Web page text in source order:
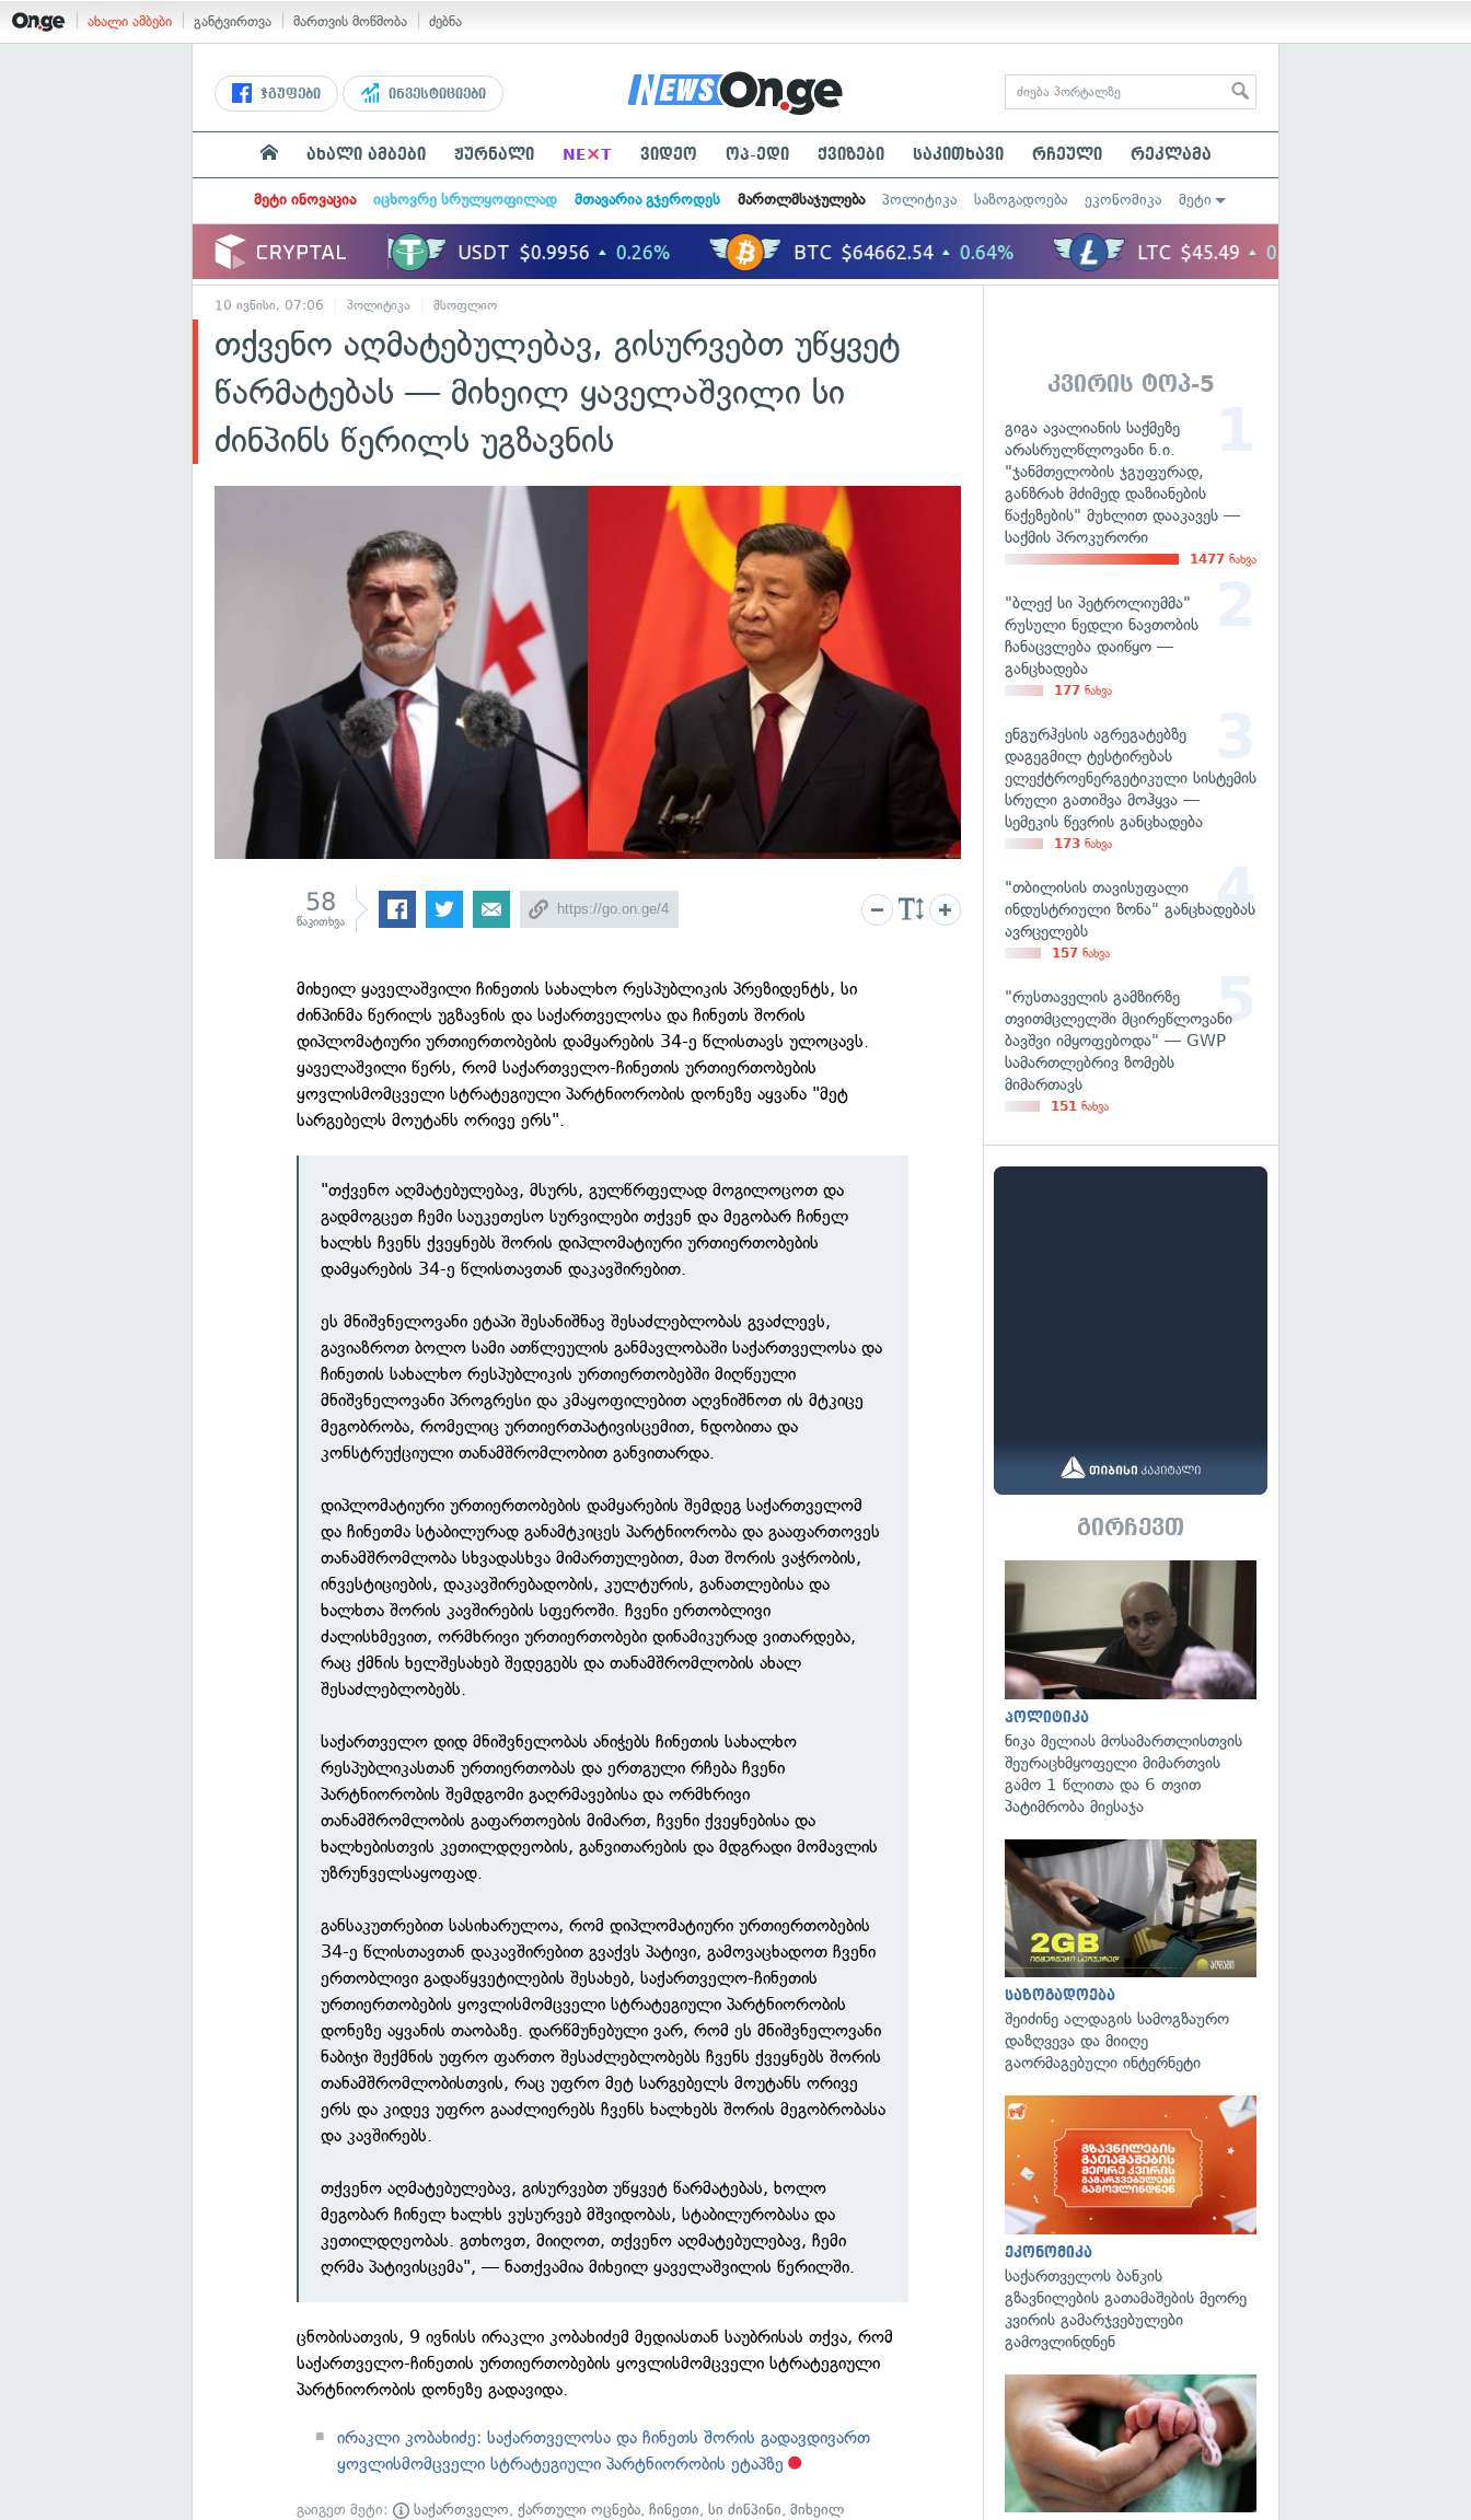
ახალი ამბები განტვირთვა მართვის მოწმობა ძებნა
ჯგუფები ინვესტიციები
ახალი ამბები ჟურნალი NE×T ვიდეო ოპ-ედი ქვიზები საკითხავი რჩეული რეკლამა
მეტი ინოვაცია იცხოვრე სრულყოფილად მთავარია გჯეროდეს მართლმსაჯულება პოლიტიკა საზოგადოება ეკონომიკა მეტი
10 ივნისი, 07:06 პოლიტიკა მსოფლიო
თქვენო აღმატებულებავ, გისურვებთ უწყვეტ
წარმატებას — მიხეილ ყაველაშვილი სი
ძინპინს წერილს უგზავნის
58
წაკითხვა
მიხეილ ყაველაშვილი ჩინეთის სახალხო რესპუბლიკის პრეზიდენტს, სი
ძინპინმა წერილს უგზავნის და საქართველოსა და ჩინეთს შორის
დიპლომატიური ურთიერთობების დამყარების 34-ე წლისთავს ულოცავს.
ყაველაშვილი წერს, რომ საქართველო-ჩინეთის ურთიერთობების
ყოვლისმომცველი სტრატეგიული პარტნიორობის დონეზე აყვანა "მეტ
სარგებელს მოუტანს ორივე ერს".
"თქვენო აღმატებულებავ, მსურს, გულწრფელად მოგილოცოთ და
გადმოგცეთ ჩემი საუკეთესო სურვილები თქვენ და მეგობარ ჩინელ
ხალხს ჩვენს ქვეყნებს შორის დიპლომატიური ურთიერთობების
დამყარების 34-ე წლისთავთან დაკავშირებით.
ეს მნიშვნელოვანი ეტაპი შესანიშნავ შესაძლებლობას გვაძლევს,
გავიაზროთ ბოლო სამი ათწლეულის განმავლობაში საქართველოსა და
ჩინეთის სახალხო რესპუბლიკის ურთიერთობებში მიღწეული
მნიშვნელოვანი პროგრესი და კმაყოფილებით აღვნიშნოთ ის მტკიცე
მეგობრობა, რომელიც ურთიერთპატივისცემით, ნდობითა და
კონსტრუქციული თანამშრომლობით განვითარდა.
დიპლომატიური ურთიერთობების დამყარების შემდეგ საქართველომ
და ჩინეთმა სტაბილურად განამტკიცეს პარტნიორობა და გააფართოვეს
თანამშრომლობა სხვადასხვა მიმართულებით, მათ შორის ვაჭრობის,
ინვესტიციების, დაკავშირებადობის, კულტურის, განათლებისა და
ხალხთა შორის კავშირების სფეროში. ჩვენი ერთობლივი
ძალისხმევით, ორმხრივი ურთიერთობები დინამიკურად ვითარდება,
რაც ქმნის ხელშესახებ შედეგებს და თანამშრომლობის ახალ
შესაძლებლობებს.
საქართველო დიდ მნიშვნელობას ანიჭებს ჩინეთის სახალხო
რესპუბლიკასთან ურთიერთობას და ერთგული რჩება ჩვენი
პარტნიორობის შემდგომი გაღრმავებისა და ორმხრივი
თანამშრომლობის გაფართოების მიმართ, ჩვენი ქვეყნებისა და
ხალხებისთვის კეთილდღეობის, განვითარების და მდგრადი მომავლის
უზრუნველსაყოფად.
განსაკუთრებით სასიხარულოა, რომ დიპლომატიური ურთიერთობების
34-ე წლისთავთან დაკავშირებით გვაქვს პატივი, გამოვაცხადოთ ჩვენი
ერთობლივი გადაწყვეტილების შესახებ, საქართველო-ჩინეთის
ურთიერთობების ყოვლისმომცველი სტრატეგიული პარტნიორობის
დონეზე აყვანის თაობაზე. დარწმუნებული ვარ, რომ ეს მნიშვნელოვანი
ნაბიჯი შექმნის უფრო ფართო შესაძლებლობებს ჩვენს ქვეყნებს შორის
თანამშრომლობისთვის, რაც უფრო მეტ სარგებელს მოუტანს ორივე
ერს და კიდევ უფრო გააძლიერებს ჩვენს ხალხებს შორის მეგობრობასა
და კავშირებს.
თქვენო აღმატებულებავ, გისურვებთ უწყვეტ წარმატებას, ხოლო
მეგობარ ჩინელ ხალხს ვუსურვებ მშვიდობას, სტაბილურობასა და
კეთილდღეობას. გთხოვთ, მიიღოთ, თქვენო აღმატებულებავ, ჩემი
ღრმა პატივისცემა", — ნათქვამია მიხეილ ყაველაშვილის წერილში.
ცნობისათვის, 9 ივნისს ირაკლი კობახიძემ მედიასთან საუბრისას თქვა, რომ
საქართველო-ჩინეთის ურთიერთობების ყოვლისმომცველი სტრატეგიული
პარტნიორობის დონეზე გადავიდა.
ირაკლი კობახიძე: საქართველოსა და ჩინეთს შორის გადავდივართ
ყოვლისმომცველი სტრატეგიული პარტნიორობის ეტაპზე
გაიგეთ მეტი: საქართველო,ქართული ოცნება,ჩინეთი,სი ძინპინი,მიხეილ
კვირის ტოპ-5
გიგა ავალიანის საქმეზე
არასრულწლოვანი ნ.ი.
"ჯანმთელობის ჯგუფურად,
განზრახ მძიმედ დაზიანების
წაქეზების" მუხლით დააკავეს —
საქმის პროკურორი
1477 ნახვა
"ბლექ სი პეტროლიუმმა"
რუსული ნედლი ნავთობის
ჩანაცვლება დაიწყო —
განცხადება
177 ნახვა
ენგურჰესის აგრეგატებზე
დაგეგმილ ტესტირებას
ელექტროენერგეტიკული სისტემის
სრული გათიშვა მოჰყვა —
სემეკის წევრის განცხადება
173 ნახვა
"თბილისის თავისუფალი
ინდუსტრიული ზონა" განცხადებას
ავრცელებს
157 ნახვა
"რუსთაველის გამზირზე
თვითმცლელში მცირეწლოვანი
ბავშვი იმყოფებოდა" — GWP
სამართლებრივ ზომებს
მიმართავს
151 ნახვა
გირჩევთ
პოლიტიკა
ნიკა მელიას მოსამართლისთვის
შეურაცხმყოფელი მიმართვის
გამო 1 წლითა და 6 თვით
პატიმრობა მიესაჯა
საზოგადოება
შეიძინე ალდაგის სამოგზაურო
დაზღვევა და მიიღე
გაორმაგებული ინტერნეტი
ეკონომიკა
საქართველოს ბანკის
გზავნილების გათამაშების მეორე
კვირის გამარჯვებულები
გამოვლინდნენ